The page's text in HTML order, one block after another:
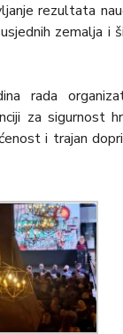
rezultata
zemalja i
rada
za sigurnost
i trajan